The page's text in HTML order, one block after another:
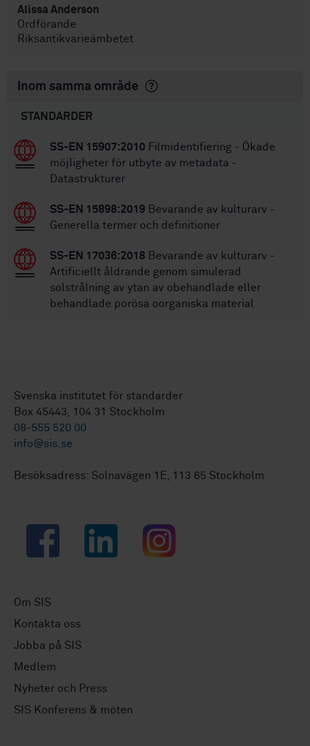
Alissa Anderson
Ordförande
Riksantikvarieämbetet
Inom samma område
STANDARDER
SS-EN 15907:2010 Filmidentifiering - Ökade
möjligheter för utbyte av metadata -
Datastrukturer
SS-EN 15898:2019 Bevarande av kulturarv -
Generella termer och definitioner
SS-EN 17036:2018 Bevarande av kulturarv -
Artificiellt åldrande genom simulerad
solstrålning av ytan av obehandlade eller
behandlade porösa oorganiska material
Svenska institutet för standarder
Box 45443, 104 31 Stockholm
08-555 520 00
info@sis.se
Besöksadress: Solnavägen 1E, 113 65 Stockholm
Facebook LinkedIn Instagram
Om SIS
Kontakta oss
Jobba på SIS
Medlem
Nyheter och Press
SIS Konferens & möten